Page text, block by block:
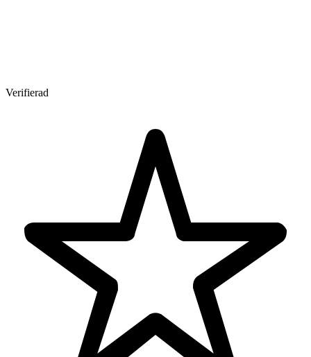
Verifierad